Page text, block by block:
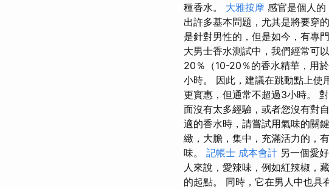
種香水。 大雅按摩 感官是個人的
出許多基本問題，尤其是將要穿
是針對男性的，但是如今，有專
大男士香水測試中，我們經常可
20％（10-20％的香水精華，用
小時。 因此，建議在跳動點上使
更實惠，但通常不超過3小時。
面沒有太多經驗，或者您沒有對
適的香水時，請嘗試用氣味的關
緻，大膽，集中，充滿活力的，
味。 記帳士 成本會計 另一個愛
人來說，愛辣味，例如紅辣椒，
的起點。 同時，它在男人中也具